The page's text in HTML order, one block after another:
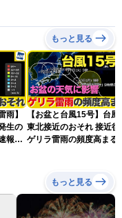
もっと見る
雨】
生の
報・
【お盆と台風15号】台風
東北接近のおそれ 接近後
ゲリラ雷雨の頻度高まる
もっと見る